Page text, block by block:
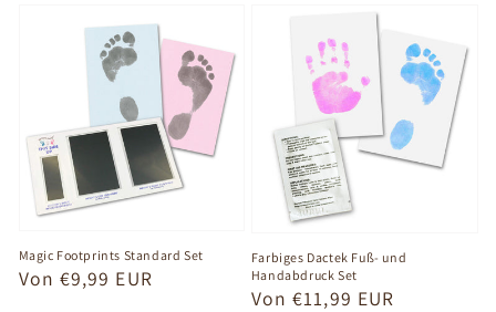
Magic Footprints Standard Set
Normaler
Von €9,99 EUR
Farbiges Dactek Fuß- und
Handabdruck Set
Normaler
Von €11,99 EUR